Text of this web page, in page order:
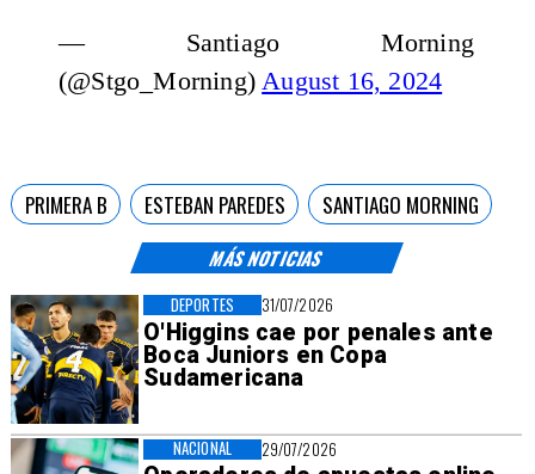
MÁS NOTICIAS
31/07/2026
O'Higgins cae por penales ante
Boca Juniors en Copa
Sudamericana
DEPORTES
29/07/2026
NACIONAL
— Santiago Morning
(@Stgo_Morning)August 16, 2024
PRIMERA B ESTEBAN PAREDES SANTIAGO MORNING